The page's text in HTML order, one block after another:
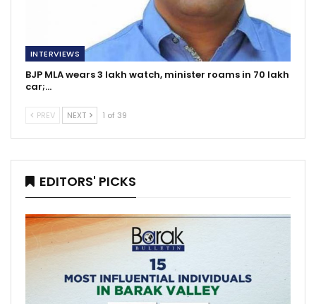
INTERVIEWS
BJP MLA wears 3 lakh watch, minister roams in 70 lakh
car;…
PREV NEXT 1 of 39
EDITORS' PICKS